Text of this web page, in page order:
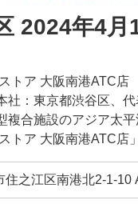
2024年4
：東京都渋谷区、
複合施設のアジア太
トア 大阪南港ATC店
住之江区南港北2-1-10